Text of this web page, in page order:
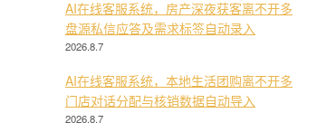
AI在线客服系统，房产深夜获客离不开多
盘源私信应答及需求标签自动录入
2026.8.7
AI在线客服系统，本地生活团购离不开多
门店对话分配与核销数据自动导入
2026.8.7